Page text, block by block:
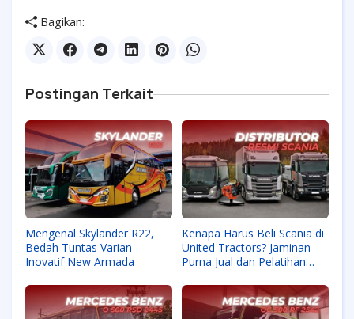
Bagikan:
Postingan Terkait
Mengenal Skylander R22,
Bedah Tuntas Varian
Inovatif New Armada
Kenapa Harus Beli Scania di
United Tractors? Jaminan
Purna Jual dan Pelatihan